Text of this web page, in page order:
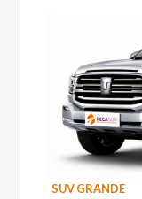
SUV GRANDE